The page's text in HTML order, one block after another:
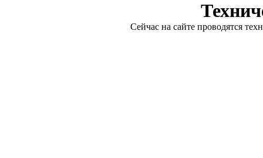
Сейчас на сайте проводятся